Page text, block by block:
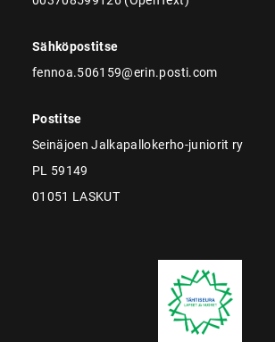
Sähköpostitse
fennoa.506159@erin.posti.com
Postitse
Seinäjoen Jalkapallokerho-juniorit ry
PL 59149
01051 LASKUT